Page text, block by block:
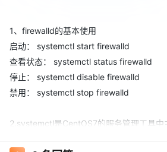
1、firewalld的基本使用
启动： systemctl start firewalld
查看状态： systemctl status firewalld
停止： systemctl disable firewalld
禁用： systemctl stop firewalld
2.systemctl是CentOS7的服务管理工具中